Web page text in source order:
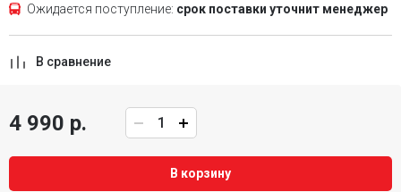
Ожидается поступление: срок поставки уточнит менеджер
В сравнение
4 990 р.
В корзину